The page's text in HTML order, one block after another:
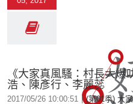
《大家真風騷：村長大
浩、陳彥行、李麗蕊
2017/05/26 10:00:51 | (第01季) 大